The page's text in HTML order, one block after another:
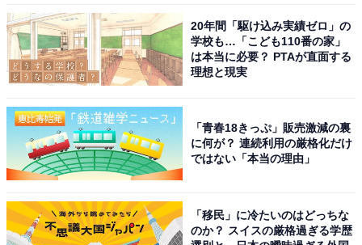
20年間「駆け込み実績ゼロ」の
学校も…「こども110番の家」
は本当に必要？ PTAが直面する
理想と現実
「青春18きっぷ」販売激減の裏
に何が？ 連続利用の厳格化だけ
ではない「本当の理由」
「移民」に冷たいのはどっちな
のか？ スイスの厳格過ぎる学歴